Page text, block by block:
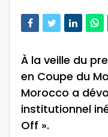
À la veille du
en Coupe du
Morocco a
institutionnel
Off ».